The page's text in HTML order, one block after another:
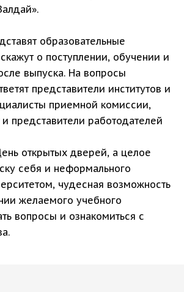
образовательные
о поступлении, обучении и
выпуска. На вопросы
представители институтов и
приемной комиссии,
представители работодателей
открытых дверей, а целое
себя и неформального
чудесная возможность
желаемого учебного
вопросы и ознакомиться с